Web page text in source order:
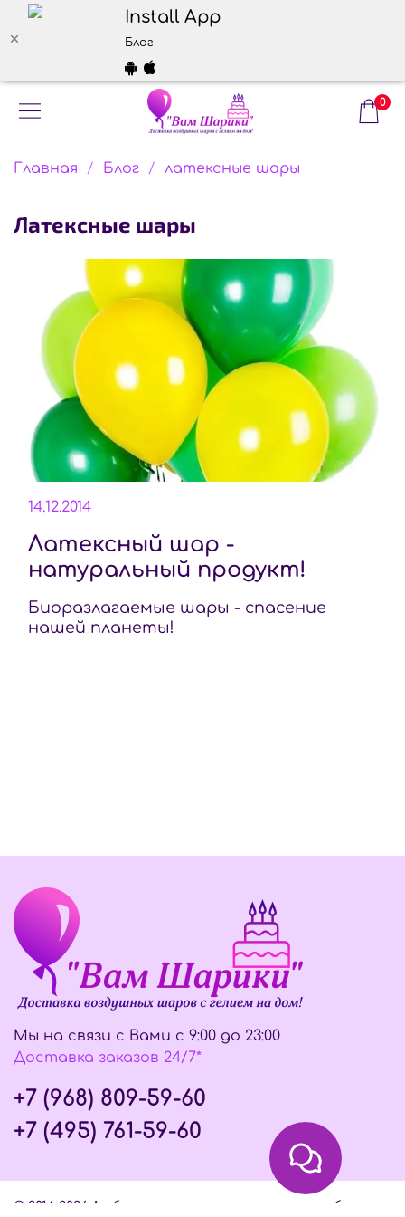
Install App
Блог
0
Главная Блог латексные шары
латексные шары
Латексный шар -
натуральный продукт!
Биоразлагаемые шары - спасение
нашей планеты!
14.12.2014
Мы на связи с Вами с 9:00 до 23:00
Доставка заказов 24/7*
+7 (968) 809-59-60
+7 (495) 761-59-60
© 2014-2026 Любое использование контента без